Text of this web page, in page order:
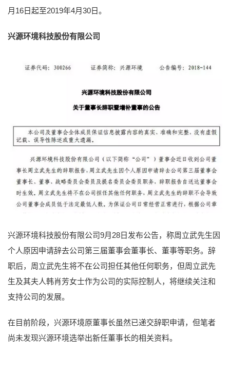
月16日起至2019年4月30日。
兴源环境科技股份有限公司
兴源环境科技股份有限公司9月28日发布公告，称周立武先生因
个人原因申请辞去公司第三届董事会董事长、董事等职务。辞
职后，周立武先生将不在公司担任其他任何职务，但周立武先
生及其夫人韩肖芳女士作为公司的实际控制人，将继续关注和
支持公司的发展。
在目前阶段，兴源环境原董事长虽然已递交辞职申请，但笔者
尚未发现兴源环境选举出新任董事长的相关资料。